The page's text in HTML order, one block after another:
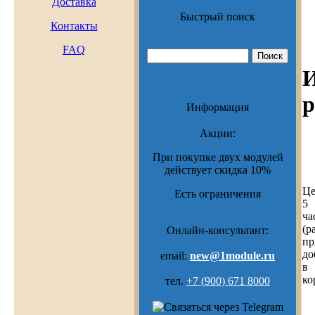
Контакты
FAQ
Быстрый поиск
Информация
Акции:
При покупке двух модулей
действует скидка 10%
Есть ограничения
Онлайн-консультант:
email: new@1module.ru
тел. +7 (900) 671 8000
5
в